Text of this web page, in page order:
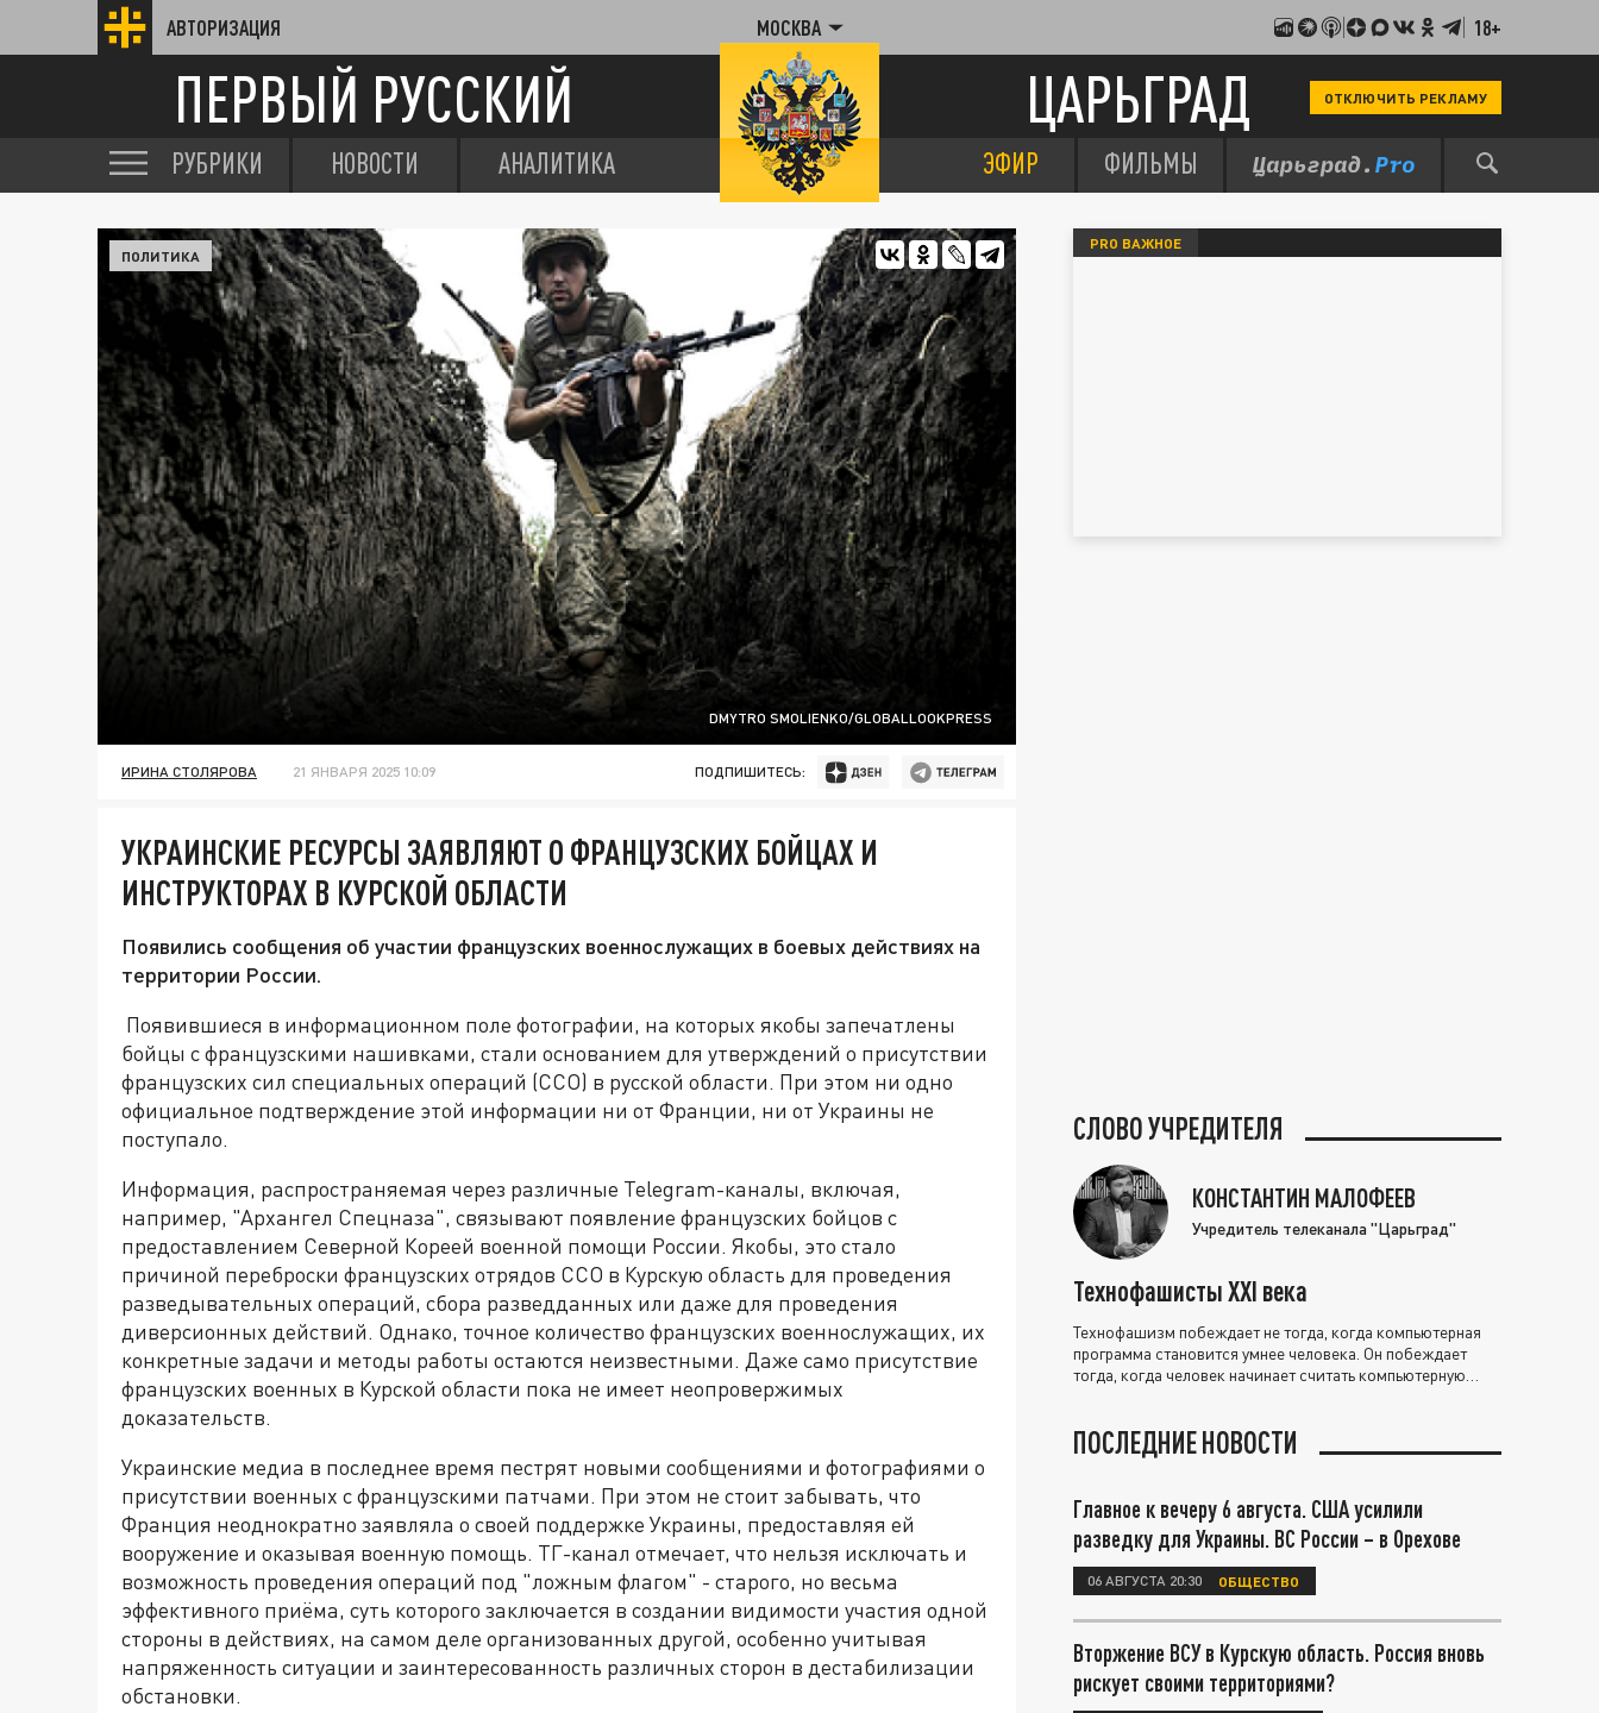
АВТОРИЗАЦИЯ МОСКВА 18+
ПЕРВЫЙ РУССКИЙ ЦАРЬГРАД ОТКЛЮЧИТЬ РЕКЛАМУ
РУБРИКИ НОВОСТИ АНАЛИТИКА ЭФИР ФИЛЬМЫ
DMYTRO SMOLIENKO/GLOBALLOOKPRESS
ПОЛИТИКА
ИРИНА СТОЛЯРОВА 21 ЯНВАРЯ 2025 10:09 ПОДПИШИТЕСЬ:
УКРАИНСКИЕ РЕСУРСЫ ЗАЯВЛЯЮТ О ФРАНЦУЗСКИХ БОЙЦАХ И
ИНСТРУКТОРАХ В КУРСКОЙ ОБЛАСТИ
Появились сообщения об участии французских военнослужащих в боевых действиях на
территории России.
Появившиеся в информационном поле фотографии, на которых якобы запечатлены
бойцы с французскими нашивками, стали основанием для утверждений о присутствии
французских сил специальных операций (ССО) в русской области. При этом ни одно
официальное подтверждение этой информации ни от Франции, ни от Украины не
поступало.
Информация, распространяемая через различные Telegram-каналы, включая,
например, "Архангел Спецназа", связывают появление французских бойцов с
предоставлением Северной Кореей военной помощи России. Якобы, это стало
причиной переброски французских отрядов ССО в Курскую область для проведения
разведывательных операций, сбора разведданных или даже для проведения
диверсионных действий. Однако, точное количество французских военнослужащих, их
конкретные задачи и методы работы остаются неизвестными. Даже само присутствие
французских военных в Курской области пока не имеет неопровержимых
доказательств.
Украинские медиа в последнее время пестрят новыми сообщениями и фотографиями о
присутствии военных с французскими патчами. При этом не стоит забывать, что
Франция неоднократно заявляла о своей поддержке Украины, предоставляя ей
вооружение и оказывая военную помощь. ТГ-канал отмечает, что нельзя исключать и
возможность проведения операций под "ложным флагом" - старого, но весьма
эффективного приёма, суть которого заключается в создании видимости участия одной
стороны в действиях, на самом деле организованных другой, особенно учитывая
напряженность ситуации и заинтересованность различных сторон в дестабилизации
обстановки.
PRO ВАЖНОЕ
СЛОВО УЧРЕДИТЕЛЯ
КОНСТАНТИН МАЛОФЕЕВ
Учредитель телеканала "Царьград"
Технофашисты XXI века
Технофашизм побеждает не тогда, когда компьютерная
программа становится умнее человека. Он побеждает
тогда, когда человек начинает считать компьютерную
ПОСЛЕДНИЕ НОВОСТИ
Главное к вечеру 6 августа. США усилили
разведку для Украины. ВС России – в Орехове
06 АВГУСТА 20:30 ОБЩЕСТВО
Вторжение ВСУ в Курскую область. Россия вновь
рискует своими территориями?